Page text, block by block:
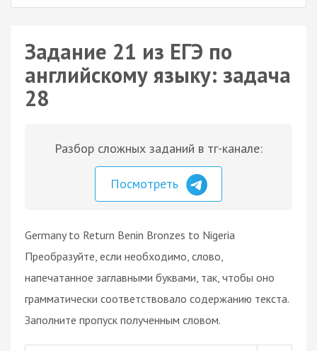
Задание 21 из ЕГЭ по
английскому языку: задача
28
Разбор сложных заданий в тг-канале:
Посмотреть
Germany to Return Benin Bronzes to Nigeria
Преобразуйте, если необходимо, слово,
напечатанное заглавными буквами, так, чтобы оно
грамматически соответствовало содержанию текста.
Заполните пропуск полученным словом.